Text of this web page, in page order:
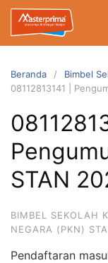
Langsung
konten
Beranda
Bimbel
08112813141 |
STAN
BIMBEL SEKOLAH
NEGARA (PKN)
Pendaftaran